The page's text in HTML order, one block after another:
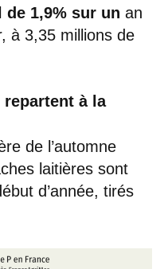
de 1,9% sur un an
à 3,35 millions de
à la
de l’automne
laitières sont
d’année, tirés